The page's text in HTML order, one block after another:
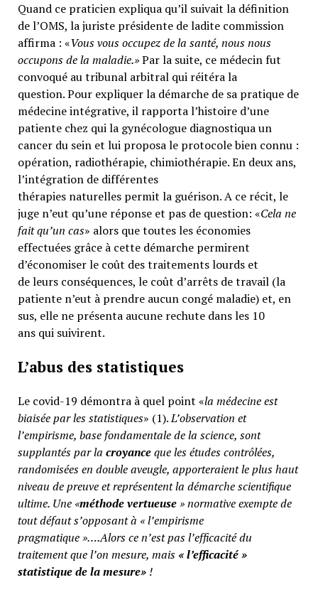
Quand ce praticien expliqua qu’il suivait la définition
de l’OMS, la juriste présidente de ladite commission
affirma : «Vous vous occupez de la santé, nous nous
occupons de la maladie.»Par la suite, ce médecin fut
convoqué au tribunal arbitral qui réitéra la
question. Pour expliquer la démarche de sa pratique de
médecine intégrative, il rapporta l’histoire d’une
patiente chez qui la gynécologue diagnostiqua un
cancer du sein et lui proposa le protocole bien connu :
opération, radiothérapie, chimiothérapie. En deux ans,
l’intégration de différentes
thérapies naturelles permit la guérison. A ce récit, le
juge n’eut qu’une réponse et pas de question: «Cela ne
fait qu’un cas» alors que toutes les économies
effectuées grâce à cette démarche permirent
d’économiser le coût des traitements lourds et
de leurs conséquences, le coût d’arrêts de travail (la
patiente n’eut à prendre aucun congé maladie) et, en
sus, elle ne présenta aucune rechute dans les 10
ans qui suivirent.
L’abus des statistiques
Le covid-19 démontra à quel point «la médecine est
biaisée par les statistiques» (1).L’observation et
l’empirisme, base fondamentale de la science, sont
supplantés par la croyanceque les études contrôlées,
randomisées en double aveugle, apporteraient le plus haut
niveau de preuve et représentent la démarche scientifique
ultime. Une «méthode vertueuse» normative exempte de
tout défaut s’opposant à « l’empirisme
pragmatique »….Alors ce n’est pas l’efficacité du
traitement que l’on mesure, mais «l’efficacité »
statistique de la mesure» !